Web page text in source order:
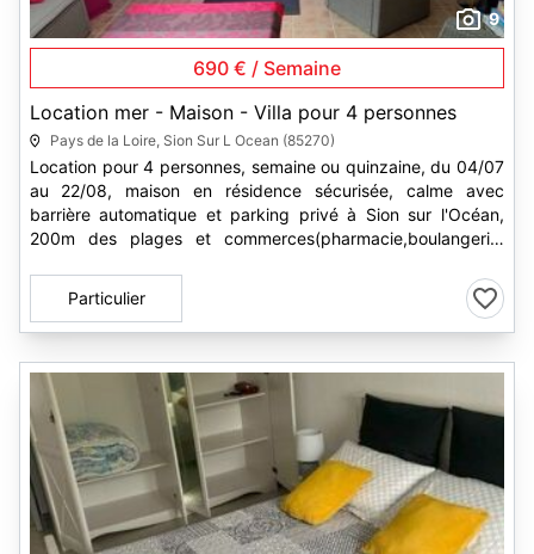
9
690 € / Semaine
Location mer - Maison - Villa pour 4 personnes
Pays de la Loire, Sion Sur L Ocean (85270)
Location pour 4 personnes, semaine ou quinzaine, du 04/07
au 22/08, maison en résidence sécurisée, calme avec
barrière automatique et parking privé à Sion sur l'Océan,
200m des plages et commerces(pharmacie,boulangerie,
Particulier